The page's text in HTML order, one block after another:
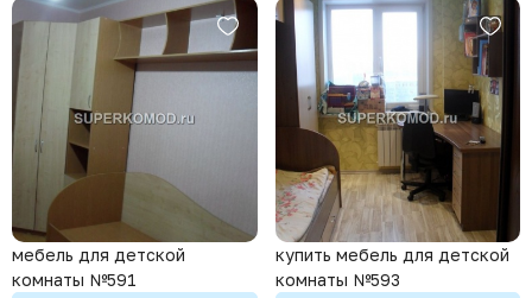
мебель для детской
комнаты №591
купить мебель для детской
комнаты №593